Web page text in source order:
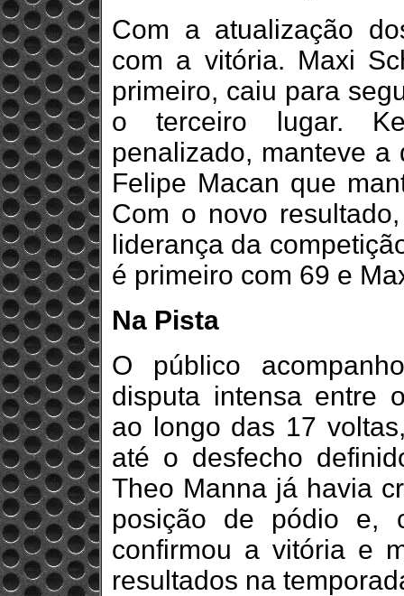
Com a atualização
com a vitória. Maxi
primeiro, caiu para
o terceiro lugar.
penalizado, manteve a
Felipe Macan que
Com o novo
liderança da
é primeiro com 69 e
Na Pista
O público
disputa intensa entre
ao longo das 17
até o desfecho
Theo Manna já havia
posição de pódio e,
confirmou a vitória e
resultados na